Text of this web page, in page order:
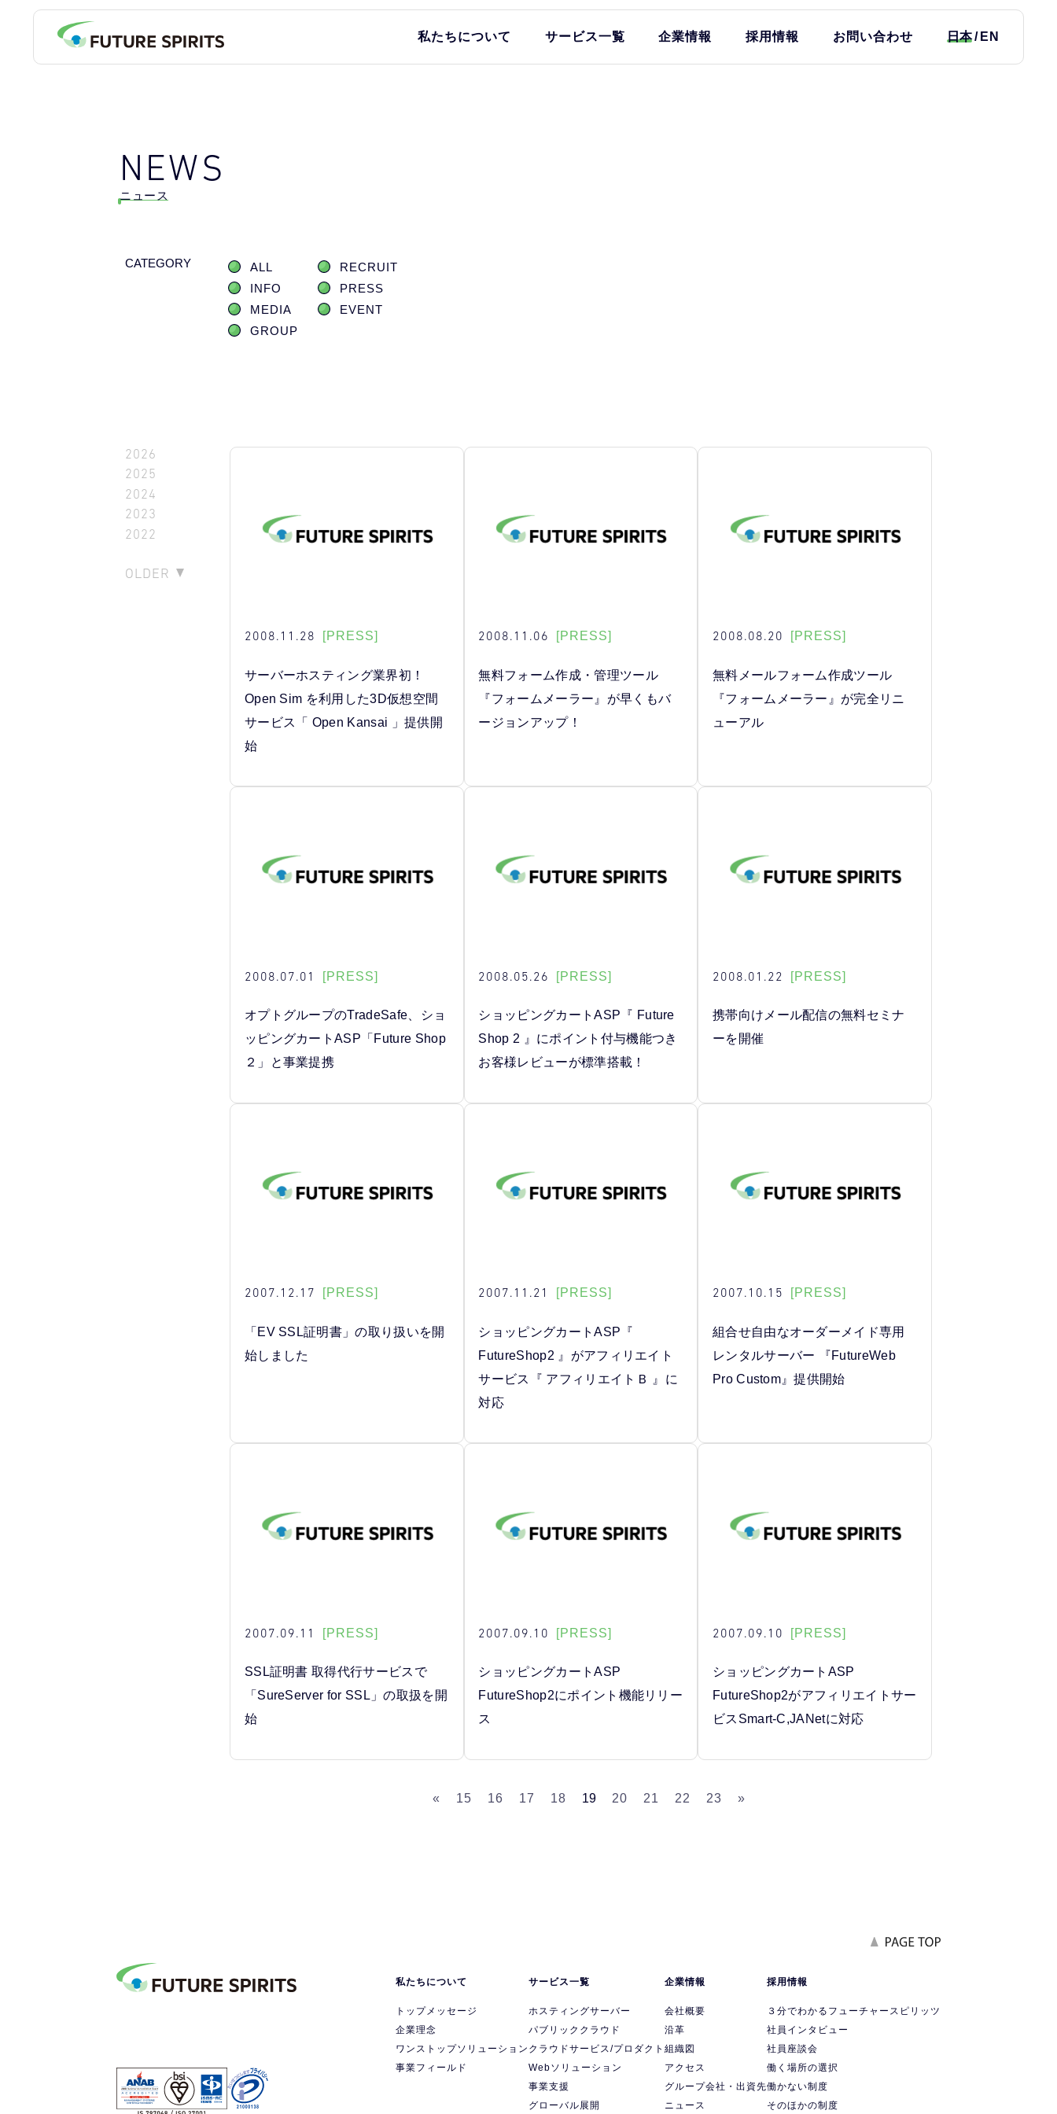
私たちについて サービス一覧 企業情報 採用情報 お問い合わせ 日本 EN
NEWS
ニュース
CATEGORY ALL
RECRUIT
INFO
PRESS
MEDIA
EVENT
GROUP
2026
2025
2024
2023
2022
OLDER
2008.11.28 [PRESS]
サーバーホスティング業界初！
Open Sim を利用した3D仮想空間
サービス「 Open Kansai 」提供開
始
2008.11.06 [PRESS]
無料フォーム作成・管理ツール
『フォームメーラー』が早くもバ
ージョンアップ！
2008.08.20 [PRESS]
無料メールフォーム作成ツール
『フォームメーラー』が完全リニ
ューアル
2008.07.01 [PRESS]
オプトグループのTradeSafe、ショ
ッピングカートASP「Future Shop
２」と事業提携
2008.05.26 [PRESS]
ショッピングカートASP『 Future
Shop 2 』にポイント付与機能つき
お客様レビューが標準搭載！
2008.01.22 [PRESS]
携帯向けメール配信の無料セミナ
ーを開催
2007.12.17 [PRESS]
「EV SSL証明書」の取り扱いを開
始しました
2007.11.21 [PRESS]
ショッピングカートASP『
FutureShop2 』がアフィリエイト
サービス『 アフィリエイトＢ 』に
対応
2007.10.15 [PRESS]
組合せ自由なオーダーメイド専用
レンタルサーバー 『FutureWeb
Pro Custom』提供開始
2007.09.11 [PRESS]
SSL証明書 取得代行サービスで
「SureServer for SSL」の取扱を開
始
2007.09.10 [PRESS]
ショッピングカートASP
FutureShop2にポイント機能リリー
ス
2007.09.10 [PRESS]
ショッピングカートASP
FutureShop2がアフィリエイトサー
ビスSmart-C,JANetに対応
« 15 16 17 18 19 20 21 22 23 »
私たちについて
トップメッセージ
企業理念
ワンストップソリューション
事業フィールド
サービス一覧
ホスティングサーバー
パブリッククラウド
クラウドサービス/プロダクト
Webソリューション
事業支援
グローバル展開
企業情報
会社概要
沿革
組織図
アクセス
グループ会社・出資先
ニュース
採用情報
３分でわかるフューチャースピリッツ
社員インタビュー
社員座談会
働く場所の選択
働かない制度
そのほかの制度